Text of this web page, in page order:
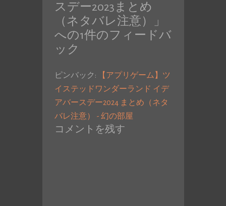
スデー2023まとめ
（ネタバレ注意）
」
への1件のフィードバ
ック
ピンバック:
【アプリゲーム】ツ
イステッドワンダーランド イデ
アバースデー2024 まとめ（ネタ
バレ注意） - 幻の部屋
コメントを残す